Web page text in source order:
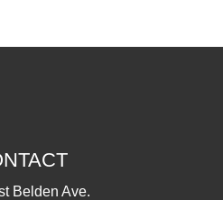
Belden Ave.